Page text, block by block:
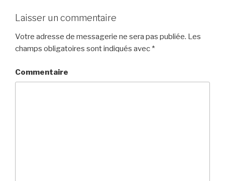
Laisser un commentaire
Votre adresse de messagerie ne sera pas publiée. Les
champs obligatoires sont indiqués avec *
Commentaire